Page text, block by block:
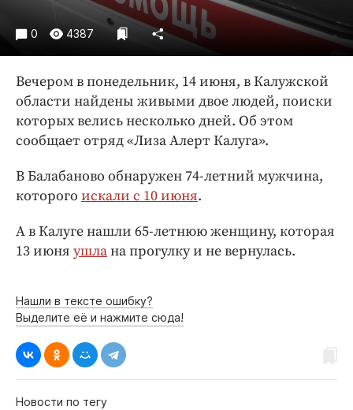
Блоги
Издания
Медиаперсона
Интересное чтиво
Клиника года
Бренд года
Работодатель года
0 4387
Вечером в понедельник, 14 июня, в Калужской
области найдены живыми двое людей, поиски
которых велись несколько дней. Об этом
сообщает отряд «Лиза Алерт Калуга».
В Балабаново обнаружен 74-летний мужчина,
которого искали с 10 июня.
А в Калуге нашли 65-летнюю женщину, которая
13 июня ушлана прогулку и не вернулась.
Нашли в тексте ошибку?
Выделите её и нажмите сюда!
Новости по тегу